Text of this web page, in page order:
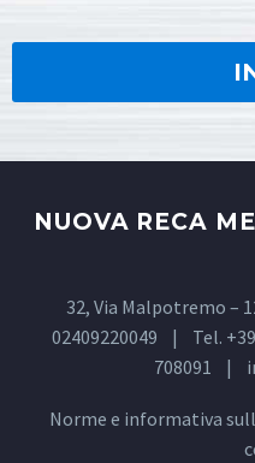
NUOVA RECA
32, Via Malpotremo –
02409220049 | Tel.
708091 |
Norme e informativa